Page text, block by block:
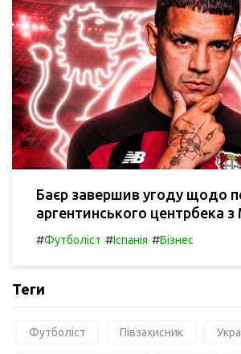
Баєр завершив угоду щодо
аргентинського центрбека
#Футболіст #Іспанія #Бізнес
Теги
Футболіст Півзахисник